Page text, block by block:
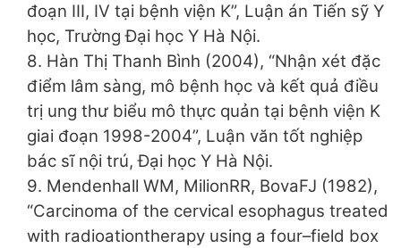
đoạn III, IV tại bệnh viện K”, Luận án Tiến sỹ Y
học, Trường Đại học Y Hà Nội.
8. Hàn Thị Thanh Bình (2004), “Nhận xét đặc
điểm lâm sàng, mô bệnh học và kết quả điều
trị ung thư biểu mô thực quản tại bệnh viện K
giai đoạn 1998-2004”, Luận văn tốt nghiệp
bác sĩ nội trú, Đại học Y Hà Nội.
9. Mendenhall WM, MilionRR, BovaFJ (1982),
“Carcinoma of the cervical esophagus treated
with radioationtherapy using a four–field box